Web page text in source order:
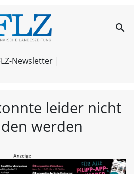
FLZ – search
Newsletter
leider nicht
werden